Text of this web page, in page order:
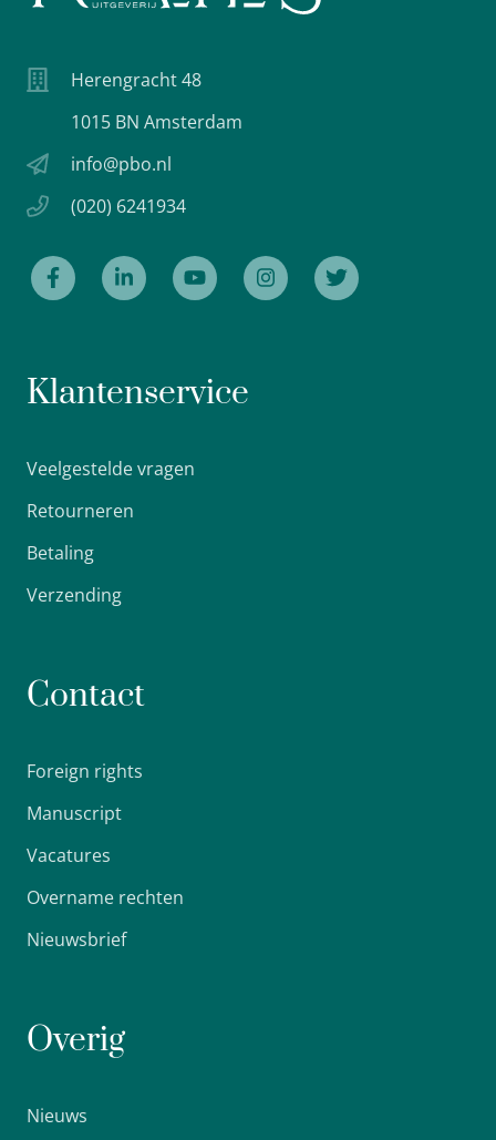
Herengracht 48
1015 BN Amsterdam
info@pbo.nl
(020) 6241934
Klantenservice
Veelgestelde vragen
Retourneren
Betaling
Verzending
Contact
Foreign rights
Manuscript
Vacatures
Overname rechten
Nieuwsbrief
Overig
Nieuws